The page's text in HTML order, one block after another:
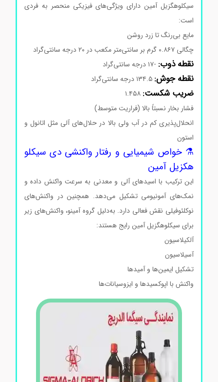
سیکلوهگزیل آمین دارای ویژگی‌های فیزیکی منحصر به فردی
است:
مایع بی‌رنگ تا زرد روشن
چگالی ۰.۸۶۷ گرم بر سانتی‌متر مکعب در ۲۰ درجه سانتی‌گراد
نقطه ذوب:-۱۷ درجه سانتی‌گراد
نقطه جوش:۱۳۴.۵ درجه سانتی‌گراد
ضریب شکست:۱.۴۵۸
فشار بخار نسبتاً بالا (فراریت متوسط)
انحلال‌پذیری کم در آب ولی بالا در حلال‌های آلی مثل اتانول و
استون
⚗️ خواص شیمیایی و رفتار واکنشی دی سیکلو
هکزیل آمین
این ترکیب با اسیدهای آلی و معدنی به سرعت واکنش داده و
نمک‌های آمونیومی تشکیل می‌دهد. همچنین در واکنش‌های
نوکلئوفیلی نقش فعالی دارد. به‌دلیل گروه آمینو، واکنش‌های زیر
برای سیکلوهگزیل آمین رایج هستند:
آلکیلاسیون
آسیلاسیون
تشکیل ایمین‌ها و آمیدها
واکنش با اپوکسیدها و ایزوسیانات‌ها